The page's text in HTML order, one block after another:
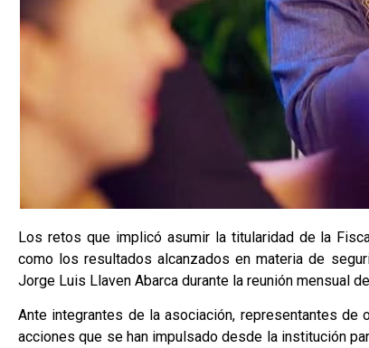
Los retos que implicó asumir la titularidad de la
como los resultados alcanzados en materia de
Jorge Luis Llaven Abarca durante la reunión mensual
Ante integrantes de la asociación, representantes
acciones que se han impulsado desde la institución